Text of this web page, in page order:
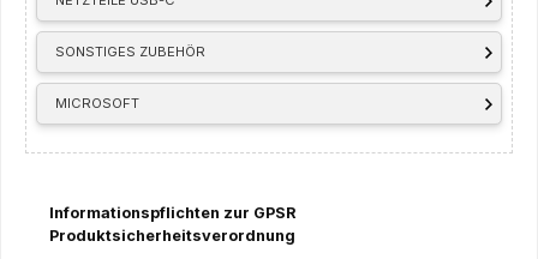
SONSTIGES ZUBEHÖR
MICROSOFT
Informationspflichten zur GPSR
Produktsicherheitsverordnung